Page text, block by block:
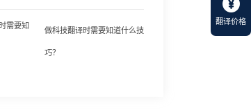
翻译价格
做科技翻译时需要知道什么技
巧？